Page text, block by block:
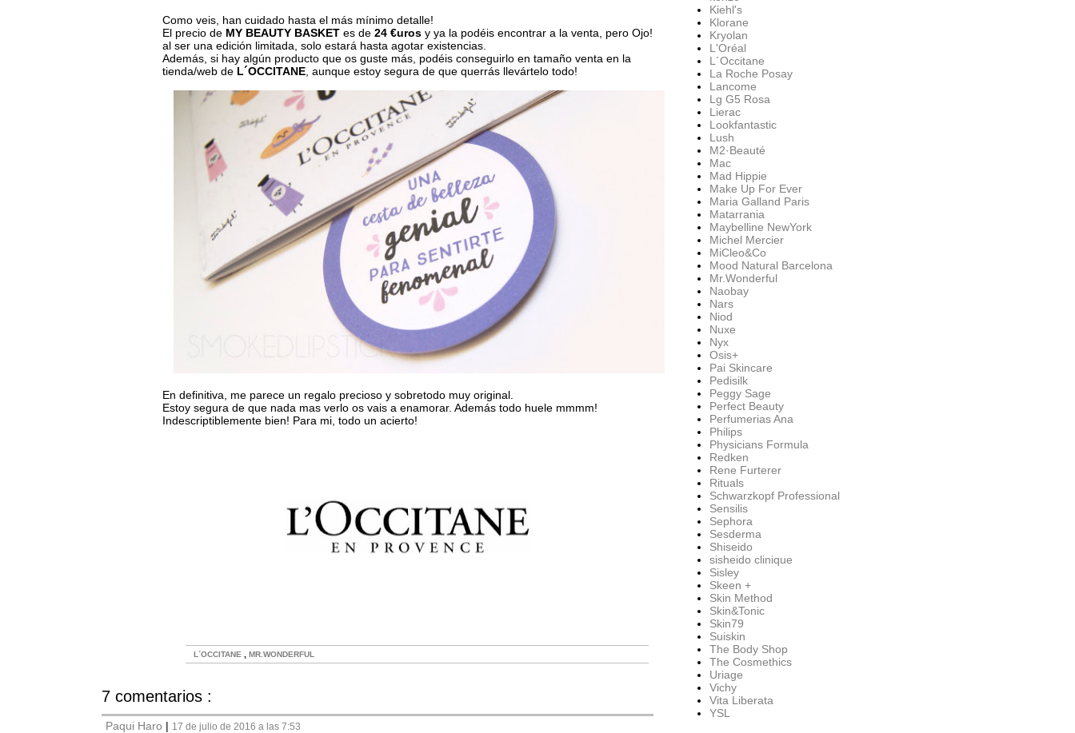
Como veis, han cuidado hasta el más mínimo detalle!
El precio de MY BEAUTY BASKETes de 24 €urosy ya la podéis encontrar a la venta, pero Ojo!
al ser una edición limitada, solo estará hasta agotar existencias.
Además, si hay algún producto que os guste más, podéis conseguirlo en tamaño venta en la
tienda/web de L´OCCITANE, aunque estoy segura de que querrás llevártelo todo!
En definitiva, me parece un regalo precioso y sobretodo muy original.
Estoy segura de que nada mas verlo os vais a enamorar. Además todo huele mmmm!
Indescriptiblemente bien! Para mi, todo un acierto!
L´OCCITANE MR.WONDERFUL
7 comentarios :
Paqui Haro | 17 de julio de 2016 a las 7:53
Kiehl's
Klorane
Kryolan
L'Oréal
L´Occitane
La Roche Posay
Lancome
Lg G5 Rosa
Lierac
Lookfantastic
Lush
M2·Beauté
Mac
Mad Hippie
Make Up For Ever
Maria Galland Paris
Matarrania
Maybelline NewYork
Michel Mercier
MiCleo&Co
Mood Natural Barcelona
Mr.Wonderful
Naobay
Nars
Niod
Nuxe
Nyx
Osis+
Pai Skincare
Pedisilk
Peggy Sage
Perfect Beauty
Perfumerias Ana
Philips
Physicians Formula
Redken
Rene Furterer
Rituals
Schwarzkopf Professional
Sensilis
Sephora
Sesderma
Shiseido
sisheido clinique
Sisley
Skeen +
Skin Method
Skin&Tonic
Skin79
Suiskin
The Body Shop
The Cosmethics
Uriage
Vichy
Vita Liberata
YSL